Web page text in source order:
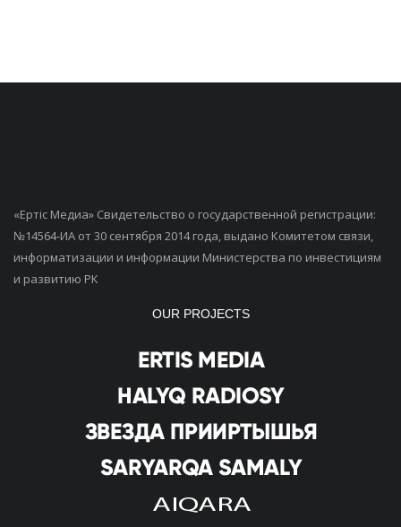
«Ертiс Медиа» Свидетельство о государственной регистрации:
№14564-ИА от 30 сентября 2014 года, выдано Комитетом связи,
информатизации и информации Министерства по инвестициям
и развитию РК
OUR PROJECTS